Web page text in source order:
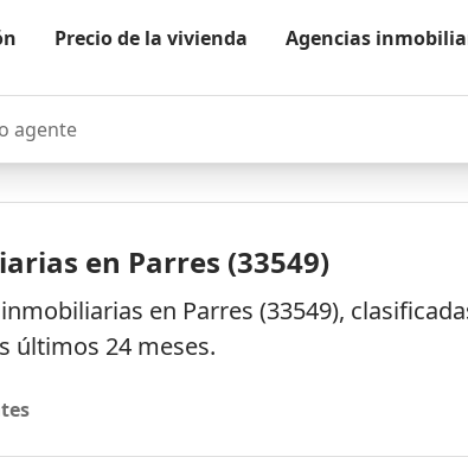
Precio de la vivienda Agencias
en Parres (33549)
en Parres (33549),
últimos 24 meses.